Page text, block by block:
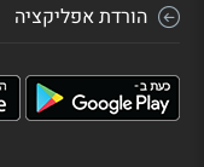
הורדת אפליקציה